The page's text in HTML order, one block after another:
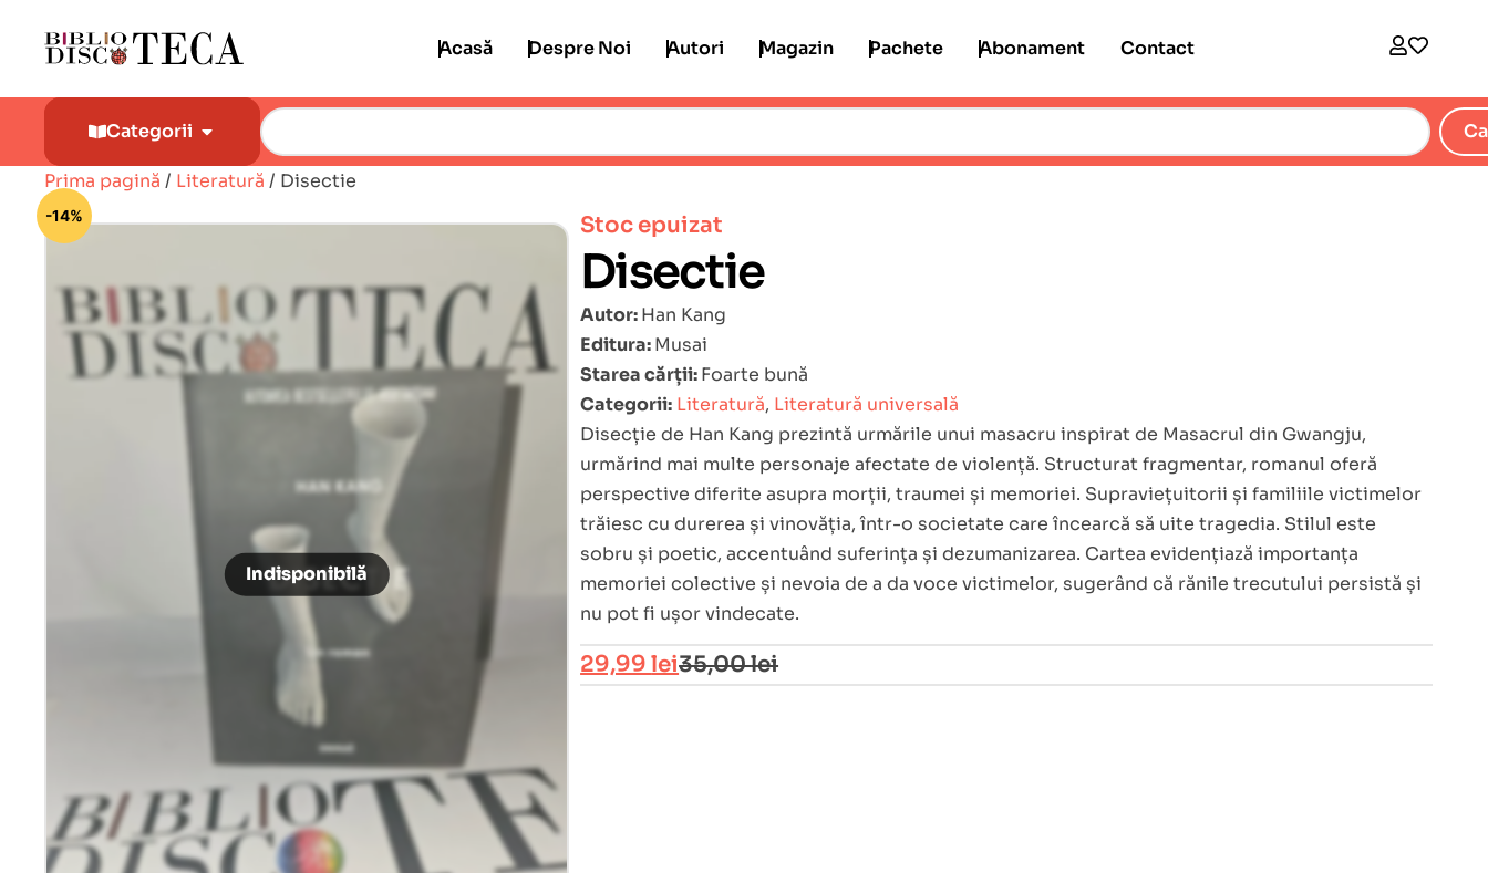
Acasă Despre Noi Autori Magazin Pachete Abonament Contact
Categorii
Prima pagină / Literatură / Disectie
-14%
🔍
Stoc epuizat
Disectie
Autor:Han Kang
Editura:Musai
Starea cărții:Foarte bună
Categorii: Literatură, Literatură universală
Disecție de Han Kang prezintă urmările unui masacru inspirat de Masacrul din Gwangju,
urmărind mai multe personaje afectate de violență. Structurat fragmentar, romanul oferă
perspective diferite asupra morții, traumei și memoriei. Supraviețuitorii și familiile victimelor
trăiesc cu durerea și vinovăția, într-o societate care încearcă să uite tragedia. Stilul este
sobru și poetic, accentuând suferința și dezumanizarea. Cartea evidențiază importanța
memoriei colective și nevoia de a da voce victimelor, sugerând că rănile trecutului persistă și
nu pot fi ușor vindecate.
35,00lei
29,99lei